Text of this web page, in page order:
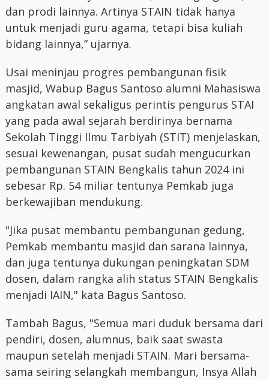
dan prodi lainnya. Artinya STAIN tidak hanya
untuk menjadi guru agama, tetapi bisa kuliah
bidang lainnya,” ujarnya.
Usai meninjau progres pembangunan fisik
masjid, Wabup Bagus Santoso alumni Mahasiswa
angkatan awal sekaligus perintis pengurus STAI
yang pada awal sejarah berdirinya bernama
Sekolah Tinggi Ilmu Tarbiyah (STIT) menjelaskan,
sesuai kewenangan, pusat sudah mengucurkan
pembangunan STAIN Bengkalis tahun 2024 ini
sebesar Rp. 54 miliar tentunya Pemkab juga
berkewajiban mendukung.
"Jika pusat membantu pembangunan gedung,
Pemkab membantu masjid dan sarana lainnya,
dan juga tentunya dukungan peningkatan SDM
dosen, dalam rangka alih status STAIN Bengkalis
menjadi IAIN," kata Bagus Santoso.
Tambah Bagus, "Semua mari duduk bersama dari
pendiri, dosen, alumnus, baik saat swasta
maupun setelah menjadi STAIN. Mari bersama-
sama seiring selangkah membangun, Insya Allah